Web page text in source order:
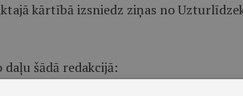
kārtībā izsniedz ziņas no
šādā redakcijā: